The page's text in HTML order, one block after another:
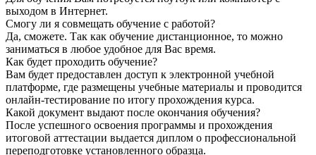
выходом в Интернет.
Смогу ли я совмещать обучение с работой?
Да, сможете. Так как обучение дистанционное, то можно
заниматься в любое удобное для Вас время.
Как будет проходить обучение?
Вам будет предоставлен доступ к электронной учебной
платформе, где размещены учебные материалы и проводится
онлайн-тестирование по итогу прохождения курса.
Какой документ выдают после окончания обучения?
После успешного освоения программы и прохождения
итоговой аттестации выдается диплом о профессиональной
переподготовке установленного образца.